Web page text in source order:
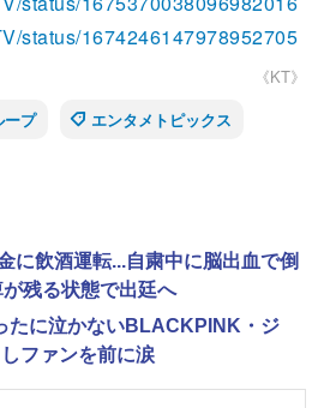
status/1674246147978952705
《KT》
ープ エンタメトピックス
に飲酒運転...自粛中に脳出血で倒
残る状態で出廷へ
たに泣かないBLACKPINK・ジ
ファンを前に涙